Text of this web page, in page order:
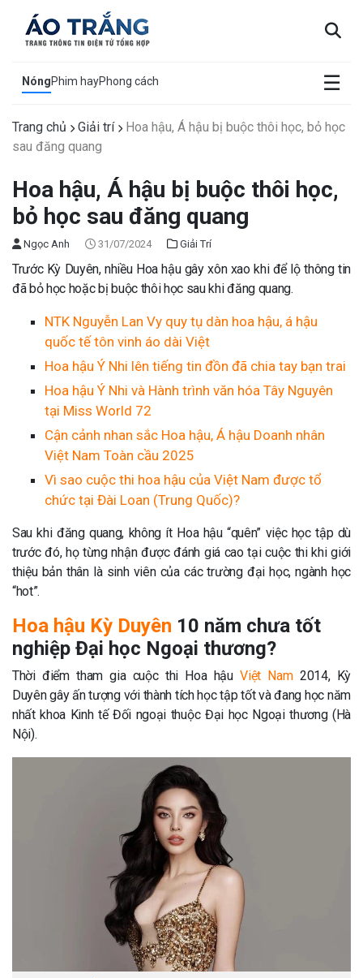
NóngPhim hayPhong cách ☰
×
Trang chủ Giải trí
Hoa hậu, Á hậu bị buộc thôi học, bỏ học
sau đăng quang
Hoa hậu, Á hậu bị buộc thôi học,
bỏ học sau đăng quang
Ngọc Anh 31/07/2024 Giải Trí
Trước Kỳ Duyên, nhiều Hoa hậu gây xôn xao khi để lộ thông tin
đã bỏ học hoặc bị buộc thôi học sau khi đăng quang.
NTK Nguyễn Lan Vy quy tụ dàn hoa hậu, á hậu
quốc tế tôn vinh áo dài Việt
Hoa hậu Ý Nhi lên tiếng tin đồn đã chia tay bạn trai
Hoa hậu Ý Nhi và Hành trình văn hóa Tây Nguyên
tại Miss World 72
Cận cảnh nhan sắc Hoa hậu, Á hậu Doanh nhân
Việt Nam Toàn cầu 2025
Vì sao cuộc thi hoa hậu của Việt Nam được tổ
chức tại Đài Loan (Trung Quốc)?
Sau khi đăng quang, không ít Hoa hậu “quên” việc học tập dù
trước đó, họ từng nhận được đánh giá cao tại cuộc thi khi giới
thiệu bản thân là sinh viên của các trường đại học, ngành học
“hot”.
Hoa hậu Kỳ Duyên 10 năm chưa tốt
nghiệp Đại học Ngoại thương?
Thời điểm tham gia cuộc thi Hoa hậuViệt Nam2014, Kỳ
Duyên gây ấn tượng với thành tích học tập tốt và đang học năm
nhất khoa Kinh tế Đối ngoại thuộc Đại học Ngoại thương (Hà
Nội).